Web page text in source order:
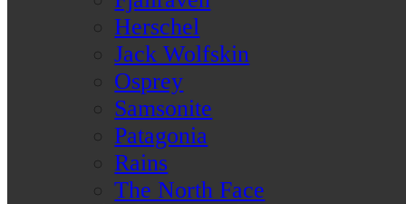
Herschel
Jack Wolfskin
Osprey
Samsonite
Patagonia
Rains
The North Face